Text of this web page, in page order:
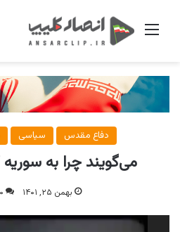
منو
دفاع مقدس سیاسی
می‌گویند چرا به
بهمن ۲۵, ۱۴۰۱ ۰
نمایشگر